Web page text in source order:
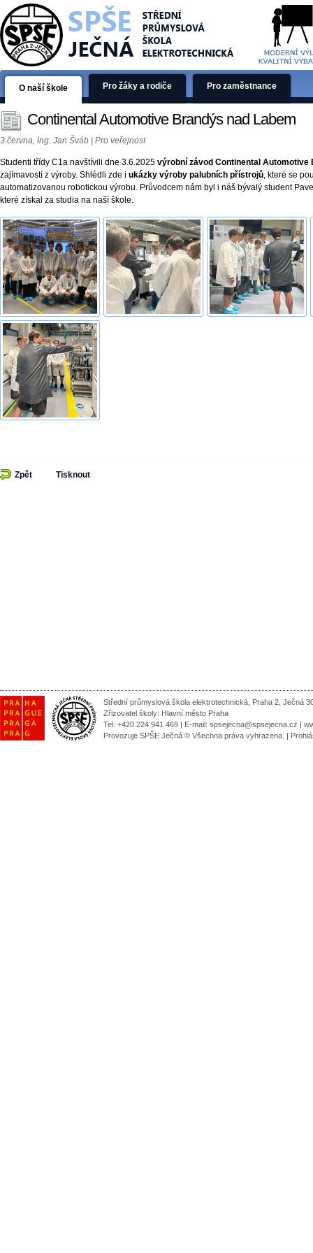
O naší škole Pro žáky a rodiče Pro zaměstnance
Continental Automotive Brandýs nad Labem
3.června, Ing. Jan Šváb | Pro veřejnost
Studenti třídy C1a navštívili dne 3.6.2025 výrobní závod Continental Automotive
zajímavostí z výroby. Shlédli zde i ukázky výroby palubních přístrojů, které se
automatizovanou robotickou výrobu. Průvodcem nám byl i náš bývalý student
které získal za studia na naší škole.
Zpět Tisknout
Střední průmyslová škola elektrotechnická, Praha 2, Ječná
Zřizovatel školy: Hlavní město Praha
Tel: +420 224 941 469 | E-mail: spsejecna@spsejecna.cz |
Provozuje SPŠE Ječná © Všechna práva vyhrazena. |